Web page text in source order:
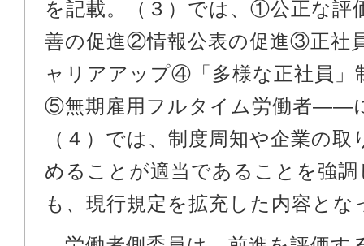
を記載。（３）では、①公正な評
善の促進②情報公表の促進③正社
ャリアアップ④「多様な正社員」
⑤無期雇用フルタイム労働者――
（４）では、制度周知や企業の取
めることが適当であることを強
も、現行規定を拡充した内容とな